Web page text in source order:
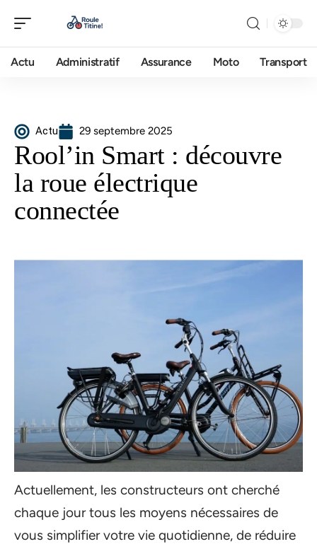
Actu Administratif Assurance Moto Transport
Actu 29 septembre 2025
Rool’in Smart : découvre
la roue électrique
connectée
Actuellement, les constructeurs ont cherché
chaque jour tous les moyens nécessaires de
vous simplifier votre vie quotidienne, de réduire